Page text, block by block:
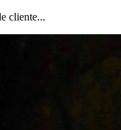
cliente...